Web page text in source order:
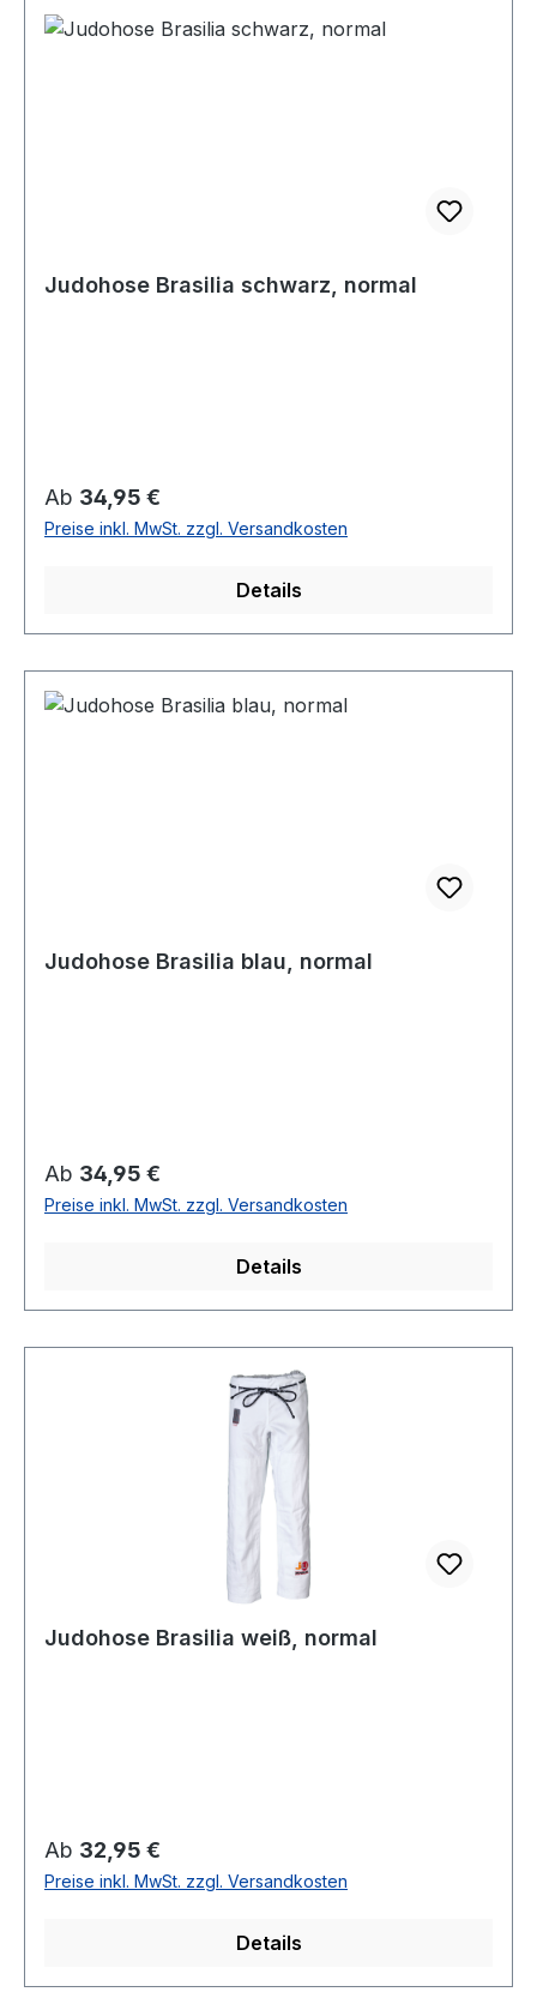
Judohose Brasilia schwarz, normal
Regulärer Preis:
Ab 34,95 €
Preise inkl. MwSt. zzgl. Versandkosten
Details
Judohose Brasilia blau, normal
Regulärer Preis:
Ab 34,95 €
Preise inkl. MwSt. zzgl. Versandkosten
Details
Judohose Brasilia weiß, normal
Regulärer Preis:
Ab 32,95 €
Preise inkl. MwSt. zzgl. Versandkosten
Details